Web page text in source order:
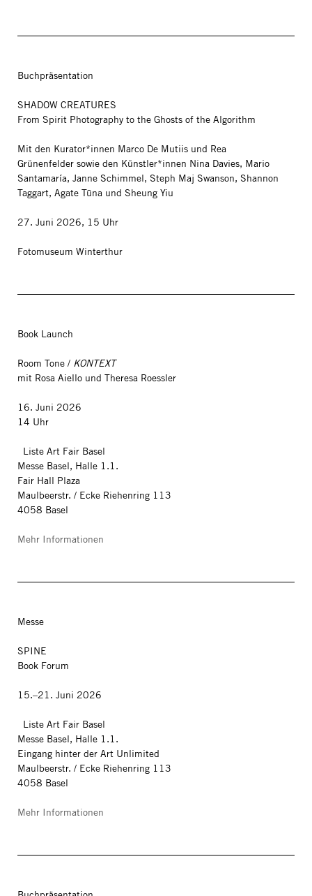
Buchpräsentation
SHADOW CREATURES
From Spirit Photography to the Ghosts of the Algorithm
Mit den Kurator*innen Marco De Mutiis und Rea
Grünenfelder sowie den Künstler*innen Nina Davies, Mario
Santamaría, Janne Schimmel, Steph Maj Swanson, Shannon
Taggart, Agate Tūna und Sheung Yiu
27. Juni 2026, 15 Uhr
Fotomuseum Winterthur
Book Launch
Room Tone / KONTEXT
mit Rosa Aiello und Theresa Roessler
16. Juni 2026
14 Uhr
Liste Art Fair Basel
Messe Basel, Halle 1.1.
Fair Hall Plaza
Maulbeerstr. / Ecke Riehenring 113
4058 Basel
Mehr Informationen
Messe
SPINE
Book Forum
15.–21. Juni 2026
Liste Art Fair Basel
Messe Basel, Halle 1.1.
Eingang hinter der Art Unlimited
Maulbeerstr. / Ecke Riehenring 113
4058 Basel
Mehr Informationen